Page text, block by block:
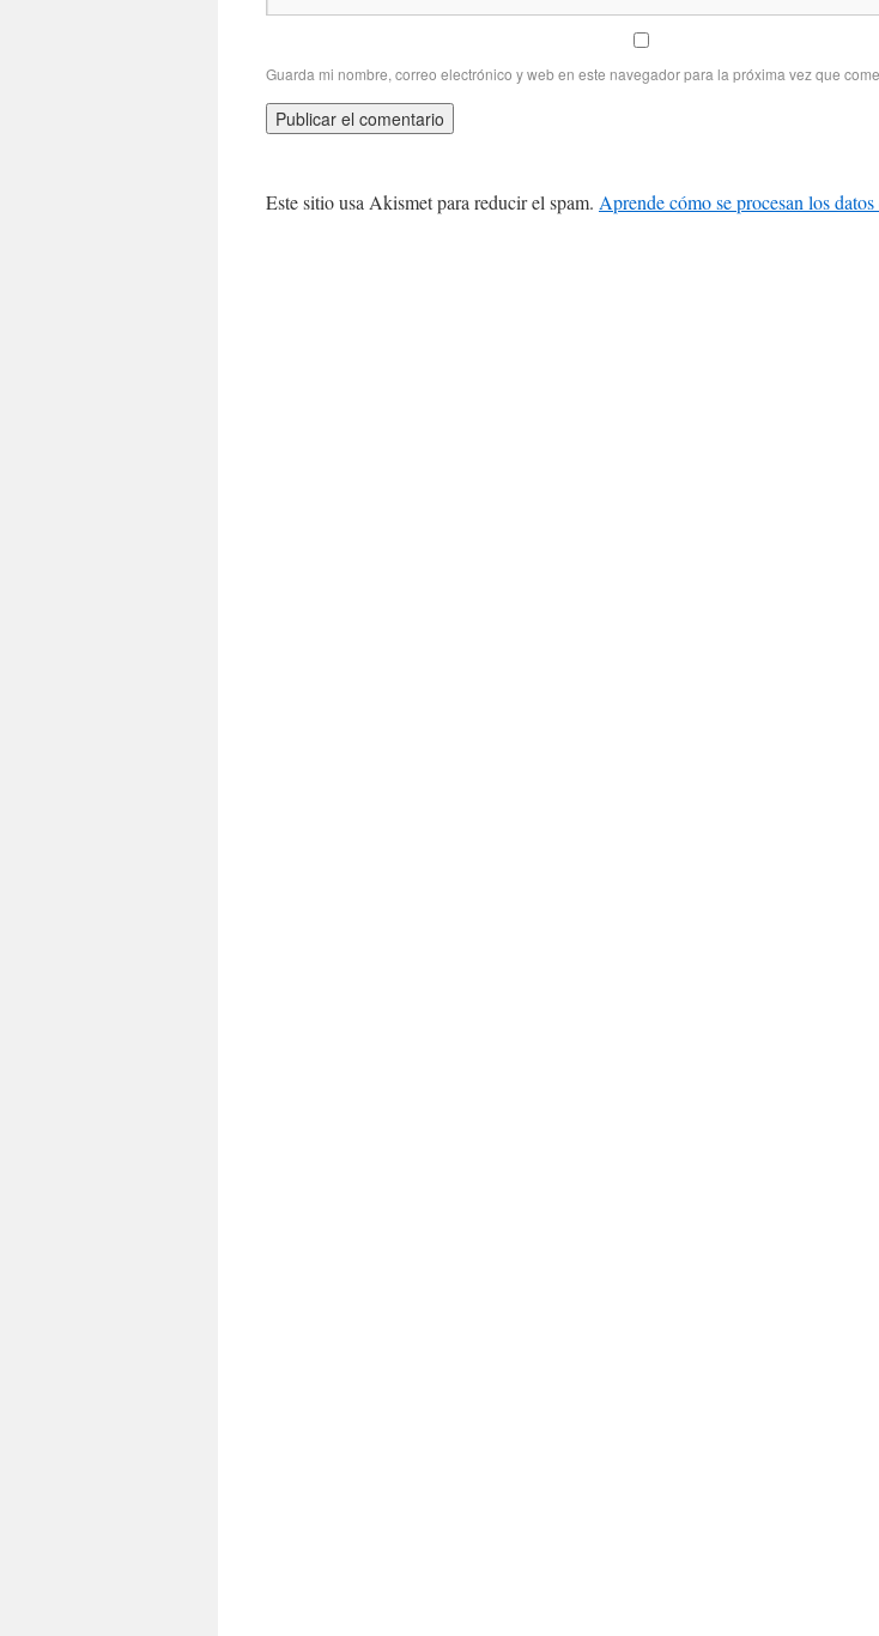
Guarda mi nombre, correo electrónico y web en este navegador para la próxima vez que
Este sitio usa Akismet para reducir el spam. Aprende cómo se procesan los